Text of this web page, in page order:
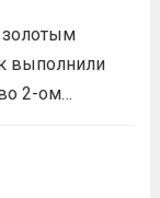
на
комплекса
золотым
выполнили
2-ом
свои силы в